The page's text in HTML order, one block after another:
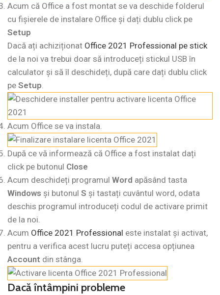
Acum că Office a fost montat se va deschide folderul
cu fișierele de instalare Office și dați dublu click pe
Setup
Dacă ați achiziționat Office 2021 Professional pe stick
de la noi va trebui doar să introduceți stickul USB în
calculator și să îl deschideți, după care dați dublu click
pe Setup.
Acum Office se va instala.
După ce vă informează că Office a fost instalat dați
click pe butonul Close
Acum deschideți programul Word apăsând tasta
Windows și butonul S și tastați cuvântul word, odata
deschis programul introduceți codul de activare primit
de la noi.
Acum Office 2021 Professional este instalat și activat,
pentru a verifica acest lucru puteți accesa opțiunea
Account din stânga.
Dacăîntâmpini probleme